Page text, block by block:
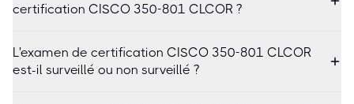
certification CISCO 350-801 CLCOR ?
L'examen de certification CISCO 350-801 CLCOR
est-il surveillé ou non surveillé ?